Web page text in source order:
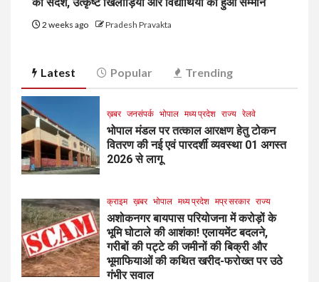
का संदेश, उत्कृष्ट खिलाड़ियों और विद्यार्थियों का हुआ सम्मान
2 weeks ago Pradesh Pravakta
Latest Popular Trending
ख़बर जनसंपर्क भोपाल मध्य प्रदेश राज्य रेलवे
भोपाल मंडल पर तत्काल आरक्षण हेतु टोकन
वितरण की नई एवं पारदर्शी व्यवस्था 01 अगस्त
2026 से लागू
क्राइम ख़बर भोपाल मध्य प्रदेश मप्र सरकार राज्य
अशोकनगर बायपास परियोजना में करोड़ों के
भूमि घोटाले की आशंका! एलायमेंट बदलने,
गरीबों की पट्टे की जमीनों की बिक्री और
भूमाफियाओं की कथित खरीद-फरोख्त पर उठे
गंभीर सवाल